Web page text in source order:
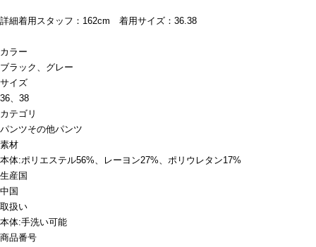
詳細着用スタッフ：162cm 着用サイズ：36.38
カラー
ブラック、グレー
サイズ
36、38
カテゴリ
パンツその他パンツ
素材
本体:ポリエステル56%、レーヨン27%、ポリウレタン17%
生産国
中国
取扱い
本体:手洗い可能
商品番号